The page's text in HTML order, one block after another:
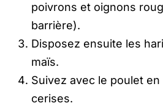
poivrons et oignons
barrière).
Disposez ensuite les
maïs.
Suivez avec le poulet
cerises.